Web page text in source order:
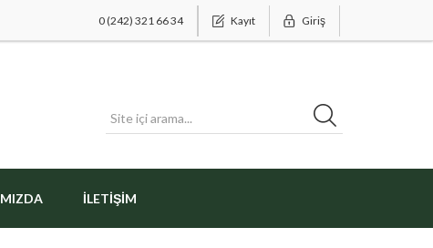
0 (242) 321 66 34 Kayıt Giriş
İLETIŞIM